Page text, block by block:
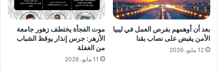
بعد أن أوهمهم بفرص العمل في ليبيا
الأمن يقبض على نصاب بقنا
12 مايو، 2026
موت الفجأة يختطف زهور جامعة
الأزهر: جرس إنذار يوقظ الشباب
من الغفلة
11 مايو، 2026